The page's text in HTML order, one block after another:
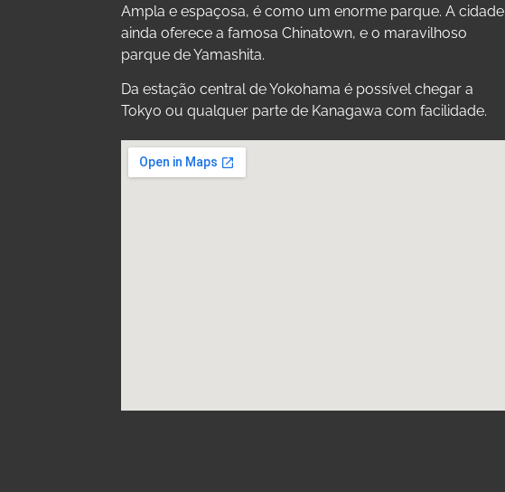
Ampla e espaçosa, é como um enorme parque. A cidade
ainda oferece a famosa Chinatown, e o maravilhoso
parque de Yamashita.
Da estação central de Yokohama é possível chegar a
Tokyo ou qualquer parte de Kanagawa com facilidade.